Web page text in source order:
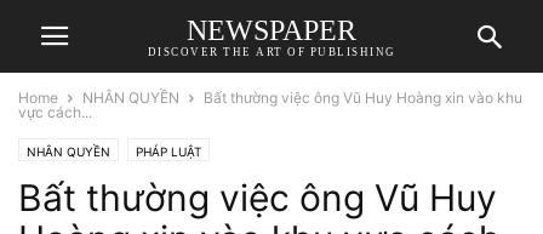
NEWSPAPER
DISCOVER THE ART OF PUBLISHING
Home NHÂN QUYỀN
Bất thường việc ông Vũ Huy Hoàng xin vào khu
vực cách...
NHÂN QUYỀN PHÁP LUẬT
Bất thường việc ông Vũ Huy